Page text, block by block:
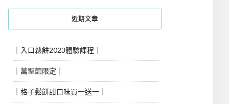
近期文章
｜入口鬆餅2023體驗課程｜
｜萬聖節限定｜
｜格子鬆餅甜口味買一送一｜